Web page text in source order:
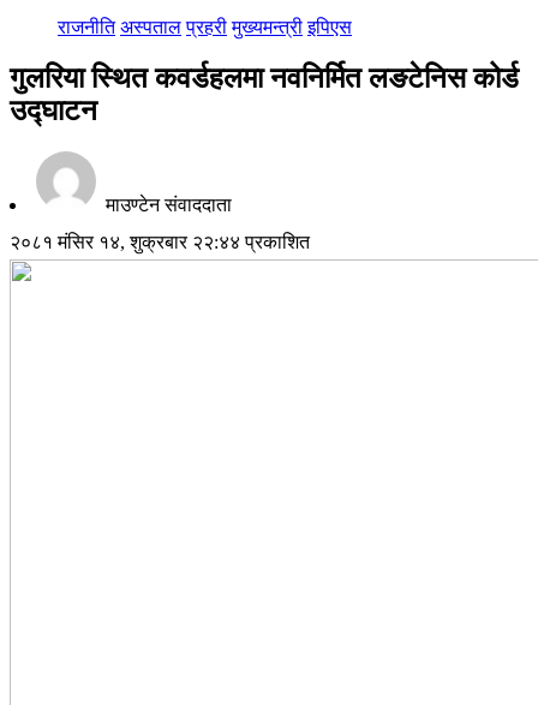
राजनीति अस्पताल प्रहरी मुख्यमन्त्री इपिएस
गुलरिया स्थित कवर्डहलमा नवनिर्मित लङटेनिस कोर्ड
उद्घाटन
माउण्टेन संवाददाता
२०८१ मंसिर १४, शुक्रबार २२:४४ प्रकाशित